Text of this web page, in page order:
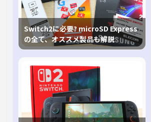
Switch2に必要? microSD Express
の全て、オススメ製品も解説